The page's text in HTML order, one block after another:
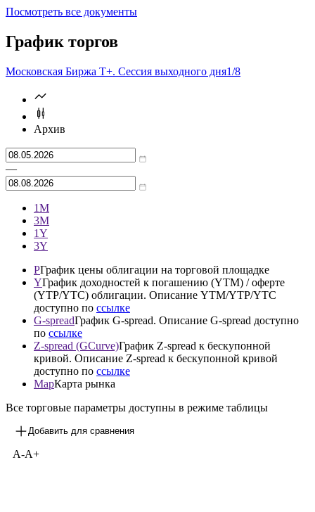
Другие
Итоги первичного размещения
График торгов
Московская Биржа T+. Сессия выходного дня
Архив
3М
1Y
3Y
PГрафик цены облигации на торговой площадке
YГрафик доходностей к погашению (YTM) / оферте
(YTP/YTC) облигации. Описание YTM/YTP/YTC
доступно поссылке
G-spreadГрафик G-spread. Описание G-spread доступно
поссылке
кривой. Описание Z-spread к бескупонной кривой
MapКарта рынка
Все торговые параметры доступны в режиме таблицы